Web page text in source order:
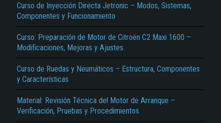
Curso de Inyección Directa Jetronic – Modos, Sistemas,
Componentes y Funcionamiento
Curso: Preparación de Motor de Citroën C2 Maxi 1600 –
Modificaciones, Mejoras y Ajustes
Curso de Ruedas y Neumáticos – Estructura, Componentes
y Características
Material: Revisión Técnica del Motor de Arranque –
Verificación, Pruebas y Procedimientos